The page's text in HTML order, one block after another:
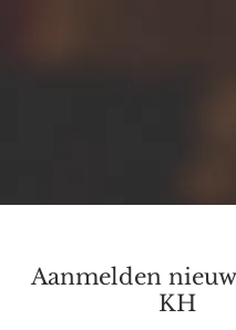
Aanmelden
KH